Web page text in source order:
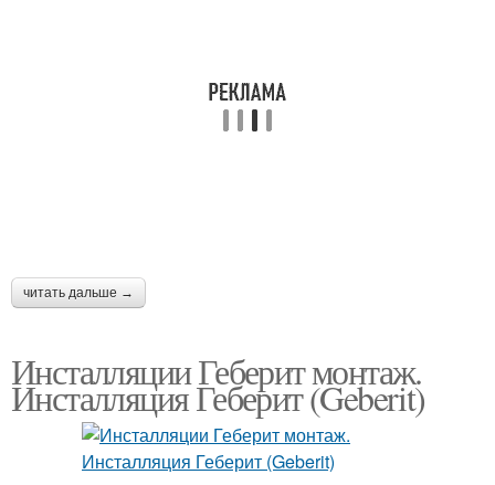
читать дальше →
Инсталляции Геберит монтаж.
Инсталляция Геберит (Geberit)